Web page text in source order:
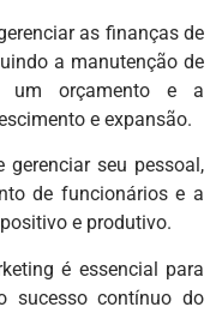
as finanças de
a manutenção de
um orçamento e a
e expansão.
gerenciar seu pessoal,
de funcionários e a
e produtivo.
é essencial para
sucesso contínuo do